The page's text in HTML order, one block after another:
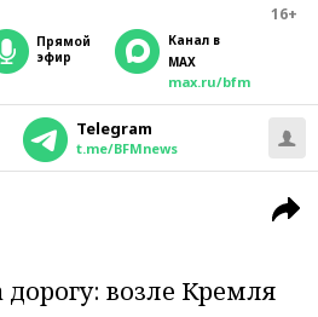
16+
прямой
эфир
Канал в
MAX
max.ru/bfm
Telegram
t.me/BFMnews
возле Кремля